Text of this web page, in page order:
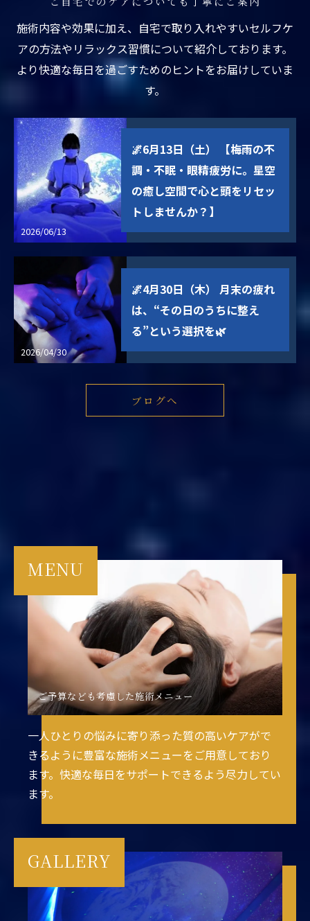
施術内容や効果に加え、自宅で取り入れやすいセルフケ
アの方法やリラックス習慣について紹介しております。
より快適な毎日を過ごすためのヒントをお届けしていま
す。
2026/06/13
🌌6月13日（土） 【梅雨の不
調・不眠・眼精疲労に。星空
の癒し空間で心と頭をリセッ
トしませんか？】
2026/04/30
🌌4月30日（木） 月末の疲れ
は、“その日のうちに整え
る”という選択を🌿
ブログへ
MENU
ご予算なども考慮した施術メニュー
一人ひとりの悩みに寄り添った質の高いケアがで
きるように豊富な施術メニューをご用意しており
ます。快適な毎日をサポートできるよう尽力してい
ます。
GALLERY